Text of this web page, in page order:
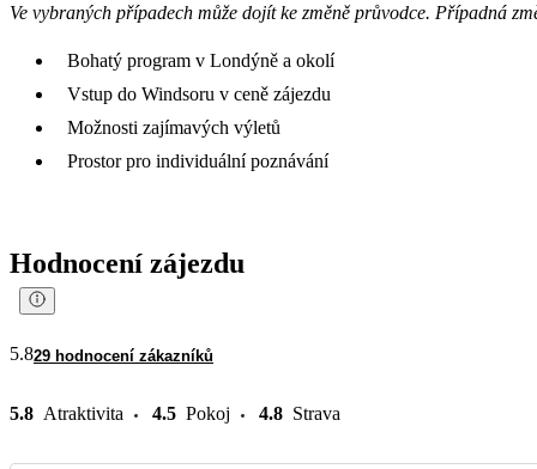
Ve vybraných případech může dojít ke změně průvodce. Případná
Bohatý program v Londýně a okolí
Vstup do Windsoru v ceně zájezdu
Možnosti zajímavých výletů
Prostor pro individuální poznávání
Hodnocení zájezdu
5.829 hodnocení zákazníků
5.8 Atraktivita 4.5 Pokoj 4.8 Strava